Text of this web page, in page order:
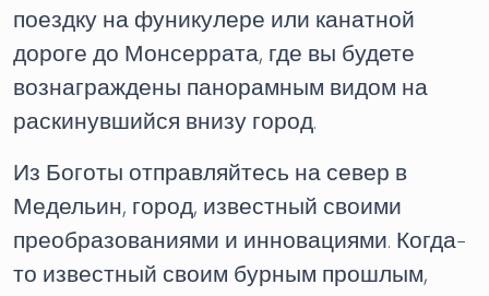
поездку на фуникулере или канатной
дороге до Монсеррата, где вы будете
вознаграждены панорамным видом на
раскинувшийся внизу город.
Из Боготы отправляйтесь на север в
Медельин, город, известный своими
преобразованиями и инновациями. Когда-
то известный своим бурным прошлым,